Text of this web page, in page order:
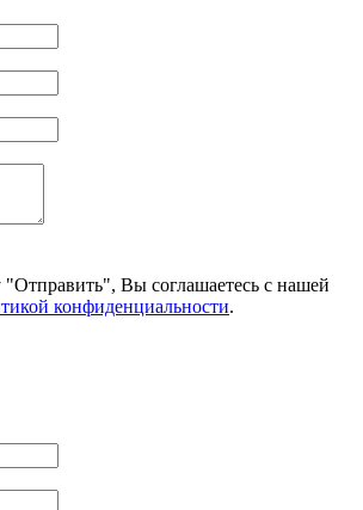
Вы соглашаетесь с нашей
конфиденциальности.